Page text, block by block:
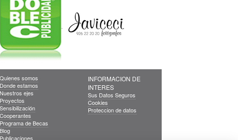
Quienes somos
Donde estamos
Nuestros ejes
Proyectos
Sensibilización
Cooperantes
Programa de Becas
Blog
Publicaciones
INFORMACION DE
INTERES
Sus Datos Seguros
Cookies
Proteccion de datos